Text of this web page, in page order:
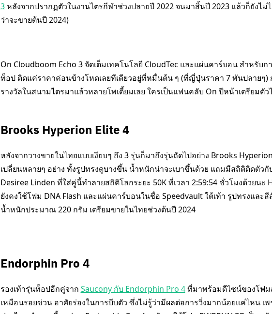
3หลังจากปรากฏตัวในงานไตรกีฬาช่วงปลายปี 2022 จนมาสิ้นปี 2023 แล้วก็ยังไม่
ว่าจะขายต้นปี 2024)
On Cloudboom Echo 3 จัดเต็มเทคโนโลยี CloudTec และแผ่นคาร์บอน สำหรับก
ท็อป ติดแค่ราคาค่อนข้างโหดเลยทีเดียวอยู่ที่หมื่นต้น ๆ (ที่ญี่ปุ่นราคา 7 พันปลายๆ)
รางวัลในสนามไตรมาแล้วหลายโพเดี้ยมเลย ใครเป็นแฟนคลับ On ปีหน้าเตรียมตัว
Brooks Hyperion Elite 4
หลังจากวางขายในไทยแบบเงียบๆ ถึง 3 รุ่นก็มาถึงรุ่นถัดไปอย่าง Brooks
เปลี่ยนหลายๆ อย่าง ทั้งรูปทรงดูบางขึ้น น้ำหนักน่าจะเบาขึ้นด้วย แถมมีสถิติติดตัว
Desiree Linden ที่ใส่คู่นี้ทำลายสถิติโลกระยะ 50K ที่เวลา 2:59:54 ชั่วโมงด้วยนะ
ยังคงใช้โฟม DNA Flash และแผ่นคาร์บอนในชื่อ Speedvault ใต้เท้า รูปทรงและสี
น้ำหนักประมาณ 220 กรัม เตรียมขายในไทยช่วงต้นปี 2024
Endorphin Pro 4
รองเท้ารุ่นท็อปอีกคู่จาก Saucony กับ Endorphin Pro 4ที่มาพร้อมดีไซน์ของโฟม
เหมือนรอยข่วน อาศัยร่องในการบีบตัว ซึ่งไม่รู้ว่ามีผลต่อการวิ่งมากน้อยแค่ไหน เพ